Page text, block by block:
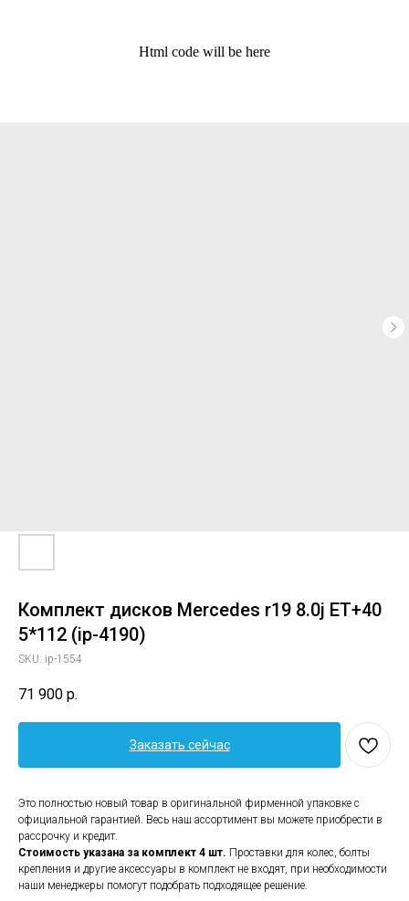
Html code will be here
Комплект дисков Mercedes r19 8.0j ET+40
5*112 (ip-4190)
SKU: ip-1554
71 900 р.
Заказать сейчас
Это полностью новый товар в оригинальной фирменной упаковке с
официальной гарантией. Весь наш ассортимент вы можете приобрести в
рассрочку и кредит.
Стоимость указана за комплект 4 шт. Проставки для колес, болты
крепления и другие аксессуары в комплект не входят, при необходимости
наши менеджеры помогут подобрать подходящее решение.